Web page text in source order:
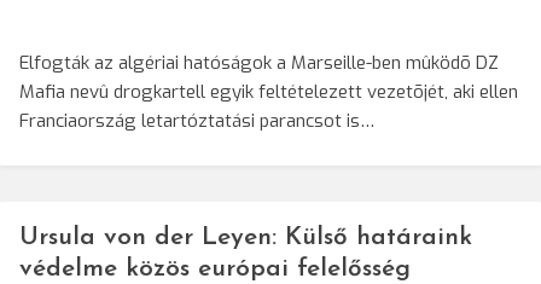
Elfogták az algériai hatóságok a Marseille-ben mûködõ DZ
Mafia nevû drogkartell egyik feltételezett vezetõjét, aki ellen
Franciaország letartóztatási parancsot is…
Ursula von der Leyen: Külső határaink
védelme közös európai felelősség